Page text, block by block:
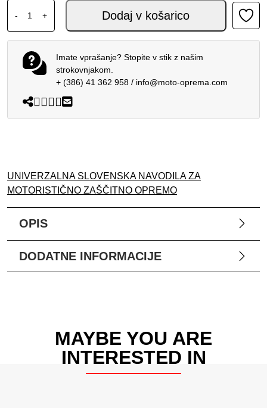
-
GMS GELATO JET ČELADA FRAGOLA količina
+ Dodaj v košarico
Imate vprašanje? Stopite v stik z našim
strokovnjakom.
+ (386) 41 362 958/ info@moto-oprema.com
UNIVERZALNA SLOVENSKA NAVODILA ZA
MOTORISTIČNO ZAŠČITNO OPREMO
OPIS
DODATNE INFORMACIJE
MAYBE YOU ARE
INTERESTED IN